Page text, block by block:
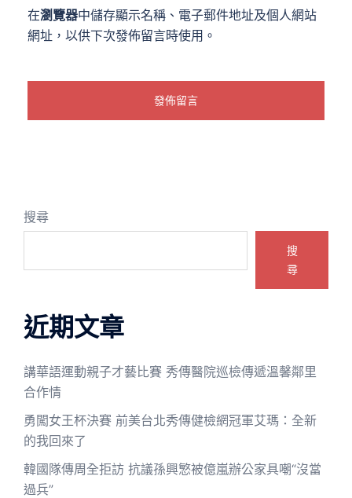
在瀏覽器中儲存顯示名稱、電子郵件地址及個人網站
網址，以供下次發佈留言時使用。
搜尋
搜
尋
近期文章
講華語運動親子才藝比賽 秀傳醫院巡檢傳遞溫馨鄰里
合作情
勇闖女王杯決賽 前美台北秀傳健檢網冠軍艾瑪：全新
的我回來了
韓國隊傳周全拒訪 抗議孫興慜被億嵐辦公家具嘲“沒當
過兵”